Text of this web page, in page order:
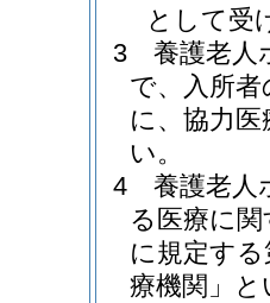
として受
3
養護老人
で、入所
に、協力
い。
4
養護老人
る医療に
に規定す
療機関」と